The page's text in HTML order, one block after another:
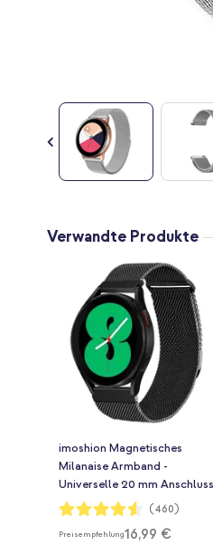
Anfang
der
Verwandte Produkte
imoshion Magnetisches
Milanaise Armband -
Universelle 20 mm
Größe S - Schwarz
Bewertung:
91%
(460)
Preisempfehlung16,99 €